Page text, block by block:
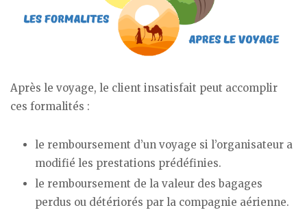
Après le voyage, le client insatisfait peut accomplir
ces formalités :
le remboursement d’un voyage si l’organisateur a
modifié les prestations prédéfinies.
le remboursement de la valeur des bagages
perdus ou détériorés par la compagnie aérienne.